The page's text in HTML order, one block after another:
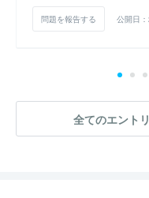
問題を報告する 公開日
全てのエント